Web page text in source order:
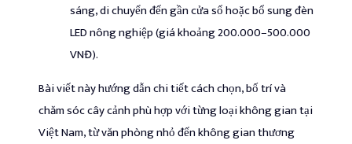
sáng, di chuyển đến gần cửa sổ hoặc bổ sung đèn
LED nông nghiệp (giá khoảng 200.000–500.000
VNĐ).
Bài viết này hướng dẫn chi tiết cách chọn, bố trí và
chăm sóc cây cảnh phù hợp với từng loại không gian tại
Việt Nam, từ văn phòng nhỏ đến không gian thương